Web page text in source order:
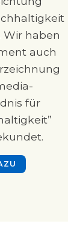
haben
auch
für